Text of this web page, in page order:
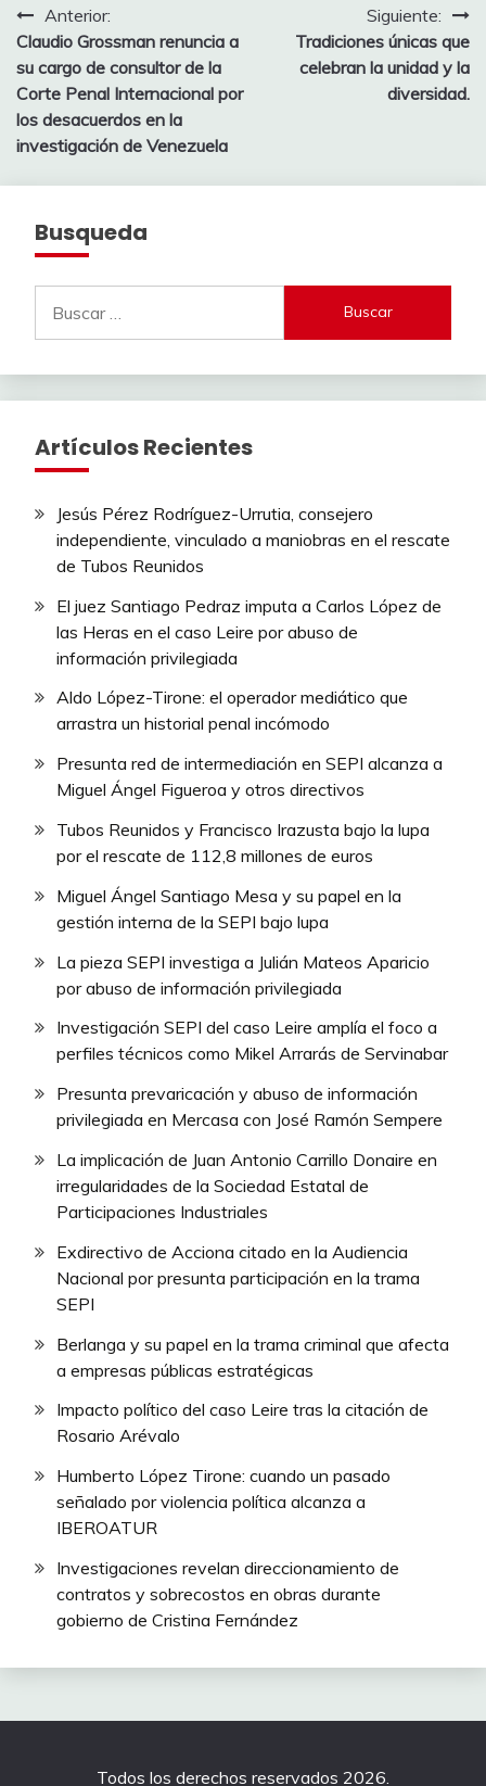
Navegación
de
entradas
Anterior:
Claudio Grossman renuncia a
su cargo de consultor de la
Corte Penal Internacional por
los desacuerdos en la
investigación de Venezuela
Siguiente:
Tradiciones únicas que
celebran la unidad y la
diversidad.
Busqueda
Artículos Recientes
Jesús Pérez Rodríguez-Urrutia, consejero
independiente, vinculado a maniobras en el rescate
de Tubos Reunidos
El juez Santiago Pedraz imputa a Carlos López de
las Heras en el caso Leire por abuso de
información privilegiada
Aldo López-Tirone: el operador mediático que
arrastra un historial penal incómodo
Presunta red de intermediación en SEPI alcanza a
Miguel Ángel Figueroa y otros directivos
Tubos Reunidos y Francisco Irazusta bajo la lupa
por el rescate de 112,8 millones de euros
Miguel Ángel Santiago Mesa y su papel en la
gestión interna de la SEPI bajo lupa
La pieza SEPI investiga a Julián Mateos Aparicio
por abuso de información privilegiada
Investigación SEPI del caso Leire amplía el foco a
perfiles técnicos como Mikel Arrarás de Servinabar
Presunta prevaricación y abuso de información
privilegiada en Mercasa con José Ramón Sempere
La implicación de Juan Antonio Carrillo Donaire en
irregularidades de la Sociedad Estatal de
Participaciones Industriales
Exdirectivo de Acciona citado en la Audiencia
Nacional por presunta participación en la trama
SEPI
Berlanga y su papel en la trama criminal que afecta
a empresas públicas estratégicas
Impacto político del caso Leire tras la citación de
Rosario Arévalo
Humberto López Tirone: cuando un pasado
señalado por violencia política alcanza a
IBEROATUR
Investigaciones revelan direccionamiento de
contratos y sobrecostos en obras durante
gobierno de Cristina Fernández
Todos los derechos reservados 2026.